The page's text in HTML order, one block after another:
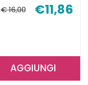
€ 16,00 €11,86
AGGIUNGIAGGIUNGI